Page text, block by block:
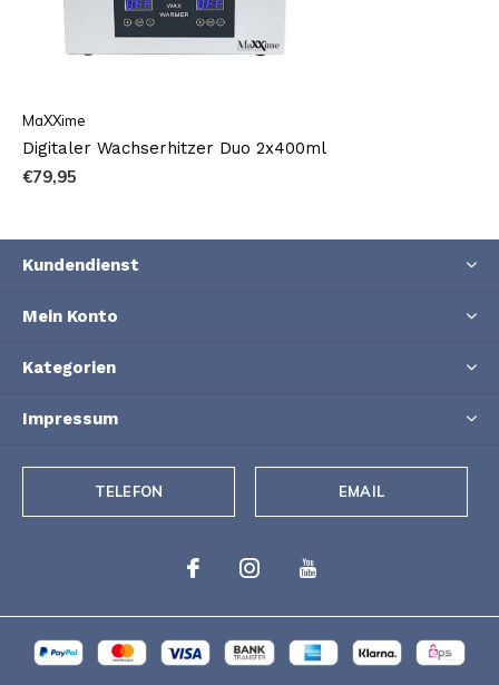
MaXXime
Digitaler Wachserhitzer Duo 2x400ml
€79,95
Kundendienst
Mein Konto
Kategorien
Impressum
TELEFON EMAIL